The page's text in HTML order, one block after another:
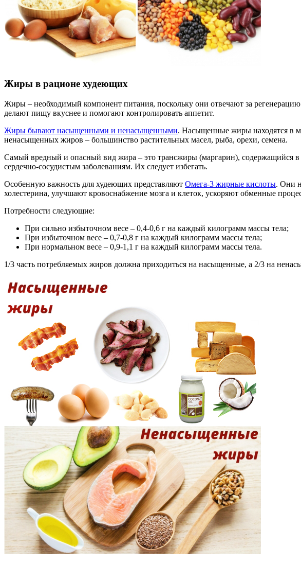
Жиры в рационе худеющих
Жиры – необходимый компонент питания, поскольку они отвечают за
делают пищу вкуснее и помогают контролировать аппетит.
Жиры бывают насыщенными и ненасыщенными. Насыщенные жиры находятся в
ненасыщенных жиров – большинство растительных масел, рыба, орехи, семена.
Самый вредный и опасный вид жира – это трансжиры (маргарин), содержащийся
сердечно-сосудистым заболеваниям. Их следует избегать.
Особенную важность для худеющих представляют Омега-3 жирные кислоты. Они
холестерина, улучшают кровоснабжение мозга и клеток, ускоряют обменные
Потребности следующие:
При сильно избыточном весе – 0,4-0,6 г на каждый килограмм массы тела;
При избыточном весе – 0,7-0,8 г на каждый килограмм массы тела;
При нормальном весе – 0,9-1,1 г на каждый килограмм массы тела.
1/3 часть потребляемых жиров должна приходиться на насыщенные, а 2/3 на